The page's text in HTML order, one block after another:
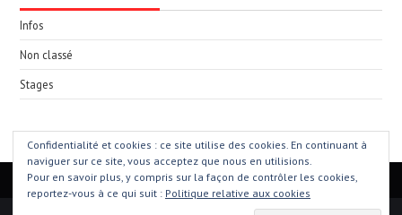
Infos
Non classé
Stages
Confidentialité et cookies : ce site utilise des cookies. En continuant à
naviguer sur ce site, vous acceptez que nous en utilisions.
Pour en savoir plus, y compris sur la façon de contrôler les cookies,
reportez-vous à ce qui suit : Politique relative aux cookies